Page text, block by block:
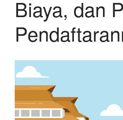
Biaya, dan